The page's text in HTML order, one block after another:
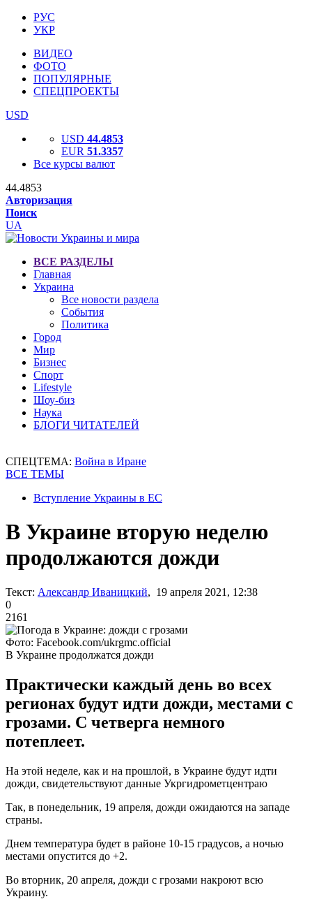
РУС
УКР
ВИДЕО
ФОТО
ПОПУЛЯРНЫЕ
СПЕЦПРОЕКТЫ
USD
USD 44.4853
EUR 51.3357
Все курсы валют
44.4853
Авторизация
Поиск
UA
ВСЕ РАЗДЕЛЫ
Главная
Украина
Все новости раздела
События
Политика
Город
Мир
Бизнес
Спорт
Lifestyle
Шоу-биз
Наука
БЛОГИ ЧИТАТЕЛЕЙ
СПЕЦТЕМА: Война в Иране
ВСЕ ТЕМЫ
Вступление Украины в ЕС
В Украине вторую неделю
продолжаются дожди
Текст: Александр Иваницкий, 19 апреля 2021, 12:38
0
2161
Фото: Facebook.com/ukrgmc.official
В Украине продолжатся дожди
Практически каждый день во всех
регионах будут идти дожди, местами с
грозами. С четверга немного
потеплеет.
На этой неделе, как и на прошлой, в Украине будут идти
дожди, свидетельствуют данные Укргидрометцентраю
Так, в понедельник, 19 апреля, дожди ожидаются на западе
страны.
Днем температура будет в районе 10-15 градусов, а ночью
местами опустится до +2.
Во вторник, 20 апреля, дожди с грозами накроют всю
Украину.